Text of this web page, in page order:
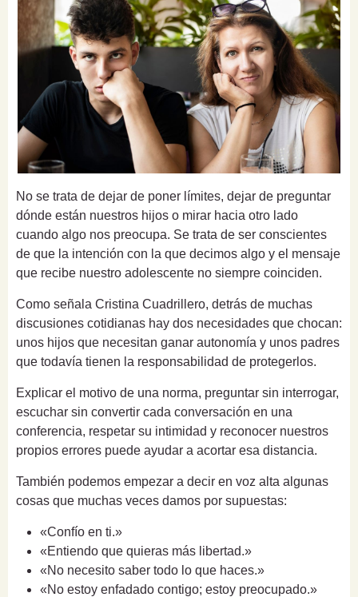
No se trata de dejar de poner límites, dejar de preguntar
dónde están nuestros hijos o mirar hacia otro lado
cuando algo nos preocupa. Se trata de ser conscientes
de que la intención con la que decimos algo y el mensaje
que recibe nuestro adolescente no siempre coinciden.
Como señala Cristina Cuadrillero, detrás de muchas
discusiones cotidianas hay dos necesidades que chocan:
unos hijos que necesitan ganar autonomía y unos padres
que todavía tienen la responsabilidad de protegerlos.
Explicar el motivo de una norma, preguntar sin interrogar,
escuchar sin convertir cada conversación en una
conferencia, respetar su intimidad y reconocer nuestros
propios errores puede ayudar a acortar esa distancia.
También podemos empezar a decir en voz alta algunas
cosas que muchas veces damos por supuestas:
«Confío en ti.»
«Entiendo que quieras más libertad.»
«No necesito saber todo lo que haces.»
«No estoy enfadado contigo; estoy preocupado.»